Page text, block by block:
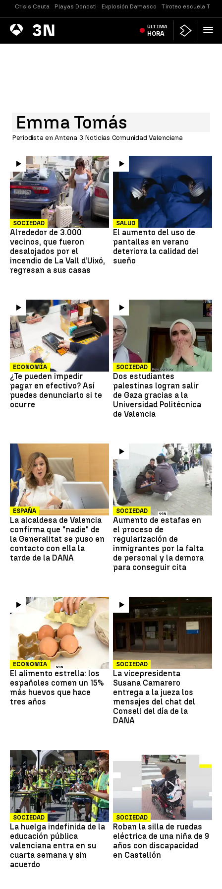
Crisis Ceuta Playas Donosti Explosión Damasco Tiroteo escuela
Antena
3 Noticias ÚLTIMA
HORA
Emma Tomás
Periodista en Antena 3 Noticias Comunidad Valenciana
SOCIEDAD
Alrededor de 3.000
vecinos, que fueron
desalojados por el
incendio de La Vall d’Uixó,
regresan a sus casas
SALUD
El aumento del uso de
pantallas en verano
deteriora la calidad del
sueño
ECONOMÍA
¿Te pueden impedir
pagar en efectivo? Así
puedes denunciarlo si te
ocurre
SOCIEDAD
Dos estudiantes
palestinas logran salir
de Gaza gracias a la
Universidad Politécnica
de Valencia
ESPAÑA
La alcaldesa de Valencia
confirma que "nadie" de
la Generalitat se puso en
contacto con ella la
tarde de la DANA
SOCIEDAD
Aumento de estafas en
el proceso de
regularización de
inmigrantes por la falta
de personal y la demora
para conseguir cita
ECONOMÍA
El alimento estrella: los
españoles comen un 15%
más huevos que hace
tres años
SOCIEDAD
La vicepresidenta
Susana Camarero
entrega a la jueza los
mensajes del chat del
Consell del día de la
DANA
SOCIEDAD
La huelga indefinida de la
educación pública
valenciana entra en su
cuarta semana y sin
acuerdo
SOCIEDAD
Roban la silla de ruedas
eléctrica de una niña de 9
años con discapacidad
en Castellón